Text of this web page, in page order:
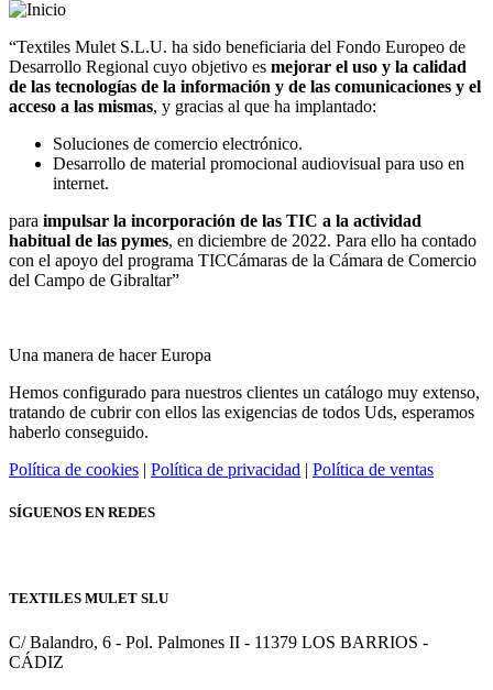
“Textiles Mulet S.L.U. ha sido beneficiaria del Fondo Europeo de
Desarrollo Regional cuyo objetivo es mejorar el uso y la calidad
de las tecnologías de la información y de las comunicaciones y el
acceso a las mismas, y gracias al que ha implantado:
Soluciones de comercio electrónico.
Desarrollo de material promocional audiovisual para uso en
internet.
para impulsar la incorporación de las TIC a la actividad
habitual de las pymes, en diciembre de 2022. Para ello ha contado
con el apoyo del programa TICCámaras de la Cámara de Comercio
del Campo de Gibraltar”
Una manera de hacer Europa
Hemos configurado para nuestros clientes un catálogo muy extenso,
tratando de cubrir con ellos las exigencias de todos Uds, esperamos
haberlo conseguido.
Política de cookies | Política de privacidad | Política de ventas
SÍGUENOS EN REDES
TEXTILES MULET SLU
C/ Balandro, 6 - Pol. Palmones II - 11379 LOS BARRIOS -
CÁDIZ